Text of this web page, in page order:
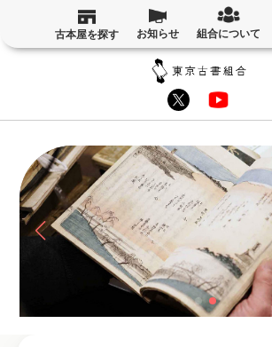
古本屋を探す お知らせ 組合について